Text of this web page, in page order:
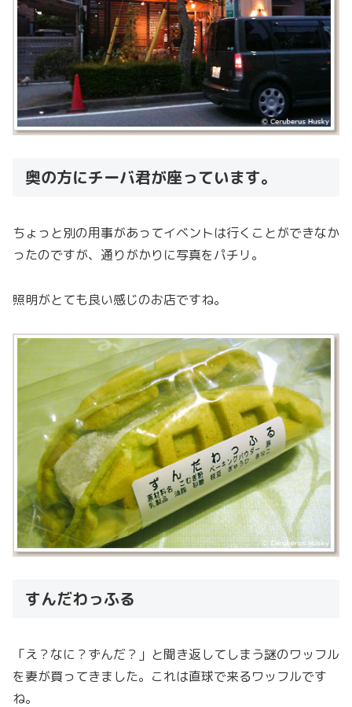
奥の方にチーバ君が座っています。
ちょっと別の用事があってイベントは行くことができなか
ったのですが、通りがかりに写真をパチリ。
照明がとても良い感じのお店ですね。
すんだわっふる
「え？なに？ずんだ？」と聞き返してしまう謎のワッフル
を妻が買ってきました。これは直球で来るワッフルです
ね。